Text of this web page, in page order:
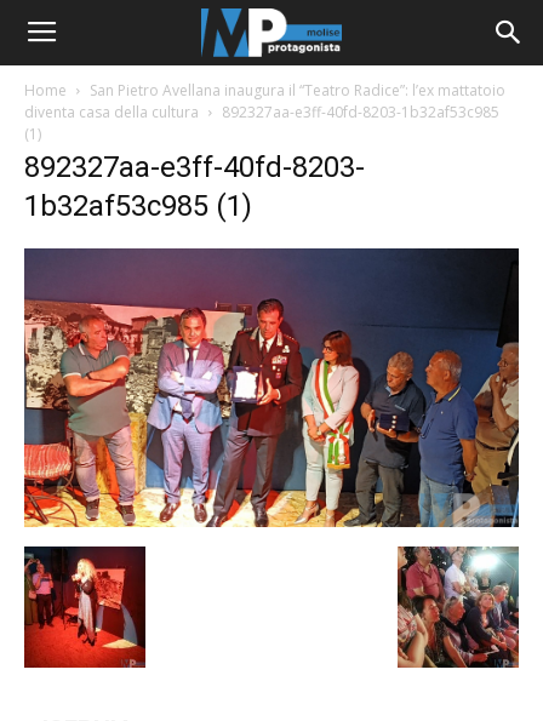
Home
San Pietro Avellana inaugura il “Teatro Radice”: l’ex mattatoio
diventa casa della cultura
892327aa-e3ff-40fd-8203-1b32af53c985
(1)
892327aa-e3ff-40fd-8203-
1b32af53c985 (1)